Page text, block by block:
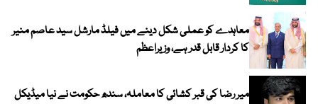
معاہدے کو عملی شکل دینے میں فیلڈ مارشل سید عاصم منیر
کا کردار قابل قدر ہے، وزیراعظم
میر رضا کی قبر کشائی کا معاملہ، سندھ حکومت نے نیا میڈیکل